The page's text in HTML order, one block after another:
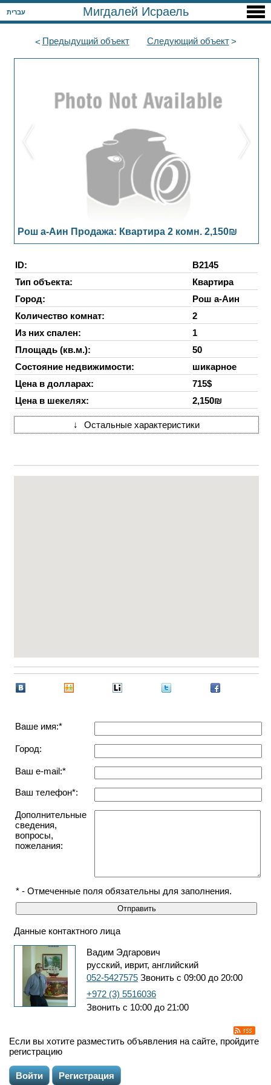
עברית Мигдалей Исраель
Предыдущийобъект Следующийобъект
Рош а-Аин Продажа: Квартира 2 комн. 2,150₪
ID:
B2145
Тип объекта:
Квартира
Город:
Рош а-Аин
Количество комнат:
2
Из них спален:
1
Площадь (кв.м.):
50
Состояние недвижимости:
шикарное
Цена в долларах:
715$
Цена в шекелях:
2,150₪
↓ Остальные характеристики
Ваше имя:*
Город:
Ваш e-mail:*
Ваш телефон*:
Дополнительные
сведения,
вопросы,
пожелания:
* - Отмеченные поля обязательны для заполнения.
Данные контактного лица
Вадим Эдгарович
русский, иврит, английский
052-5427575 Звонить с 09:00 до 20:00
+972 (3) 5516036
Звонить с 10:00 до 21:00
Если вы хотите разместить объявления на сайте, пройдите
регистрацию
Войти Регистрация